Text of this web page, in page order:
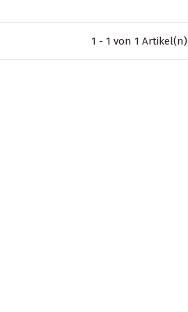
1 - 1 von 1 Artikel(n)